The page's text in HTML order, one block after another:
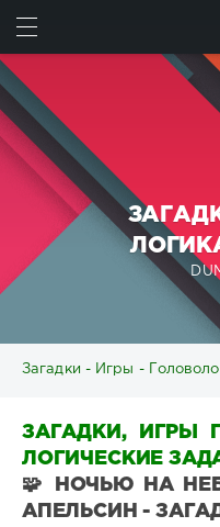
Загадки - Игры -
ЗАГАДКИ, ИГРЫ
ЛОГИЧЕСКИЕ
🧩 НОЧЬЮ НА
АПЕЛЬСИН -